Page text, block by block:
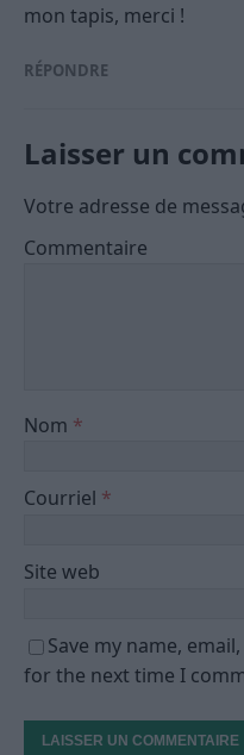
mon tapis, merci !
RÉPONDRE
Laisser un
Votre adresse de
Commentaire
Nom *
Courriel *
Site web
Save my name,
for the next time I